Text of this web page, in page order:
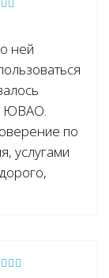
ней
ЮВАО.
по
услугами